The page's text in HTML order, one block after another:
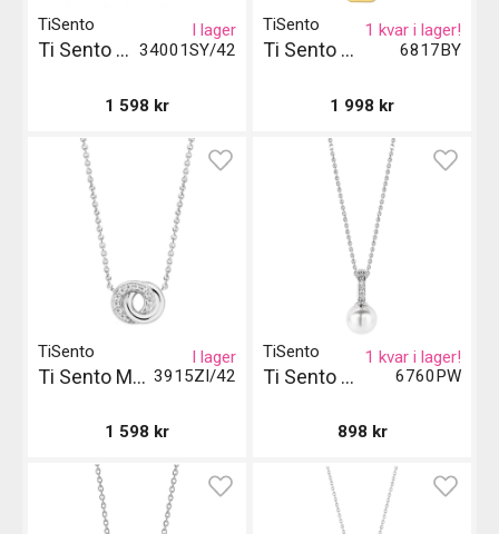
34001SY/42
TiSento
Ti Sento Milano Halsband - Guld och Silver
I lager
1 598 kr
6817BY
TiSento
Ti Sento Milano Pendant - Guld och Silver
1 kvar i lager!
1 998 kr
3915ZI/42
TiSento
Ti Sento Milano Halsband - Silver
I lager
1 598 kr
6760PW
TiSento
Ti Sento Milano Pendant - Vit
1 kvar i lager!
898 kr